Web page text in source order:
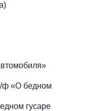
ф «О бедном
гусаре